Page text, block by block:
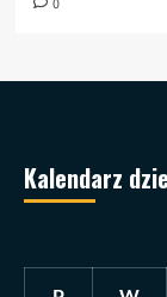
0
Kalendarz